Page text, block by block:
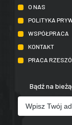
O NAS
POLITYKA
WSPÓŁPRACA
KONTAKT
PRACA
Bądź na